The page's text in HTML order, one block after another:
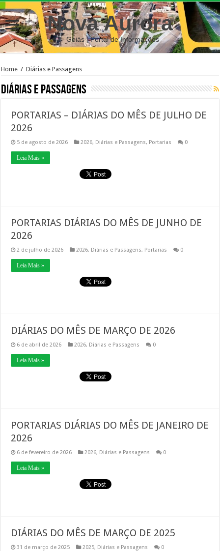
Nova Aurora
– Goiás | Portal de Informações
Home / Diárias e Passagens
Diárias e Passagens
PORTARIAS – DIÁRIAS DO MÊS DE JULHO DE
2026
5 de agosto de 2026 2026, Diárias e Passagens, Portarias 0
Leia Mais »
PORTARIAS DIÁRIAS DO MÊS DE JUNHO DE
2026
2 de julho de 2026 2026, Diárias e Passagens, Portarias 0
Leia Mais »
DIÁRIAS DO MÊS DE MARÇO DE 2026
6 de abril de 2026 2026, Diárias e Passagens 0
Leia Mais »
PORTARIAS DIÁRIAS DO MÊS DE JANEIRO DE
2026
6 de fevereiro de 2026 2026, Diárias e Passagens 0
Leia Mais »
DIÁRIAS DO MÊS DE MARÇO DE 2025
31 de março de 2025 2025, Diárias e Passagens 0